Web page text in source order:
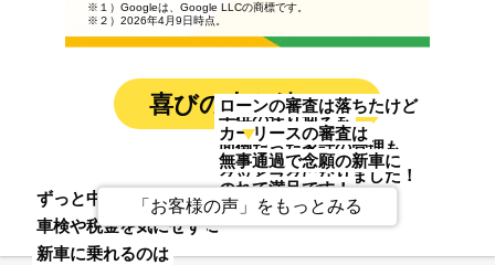
※１）Googleは、Google LLCの商標です。
※２）2026年4月9日時点。
喜びの声も続々！
貯金がなくても
乗りたいと思った新車に
乗れるんだって
子供の送り迎えも
面倒だった家計の管理も
グッとラクになりました！
東京都 Oさん（30代）主婦
ずっと中古車だったから
車検や税金を気にせず
新車に乗れるのは
ローンの審査は落ちたけど
カーリースの審査は
無事通過で念願の新車に
のれて満足です！
神奈川県 Kさん（40代）バス運転手
「お客様の声」をもっとみる